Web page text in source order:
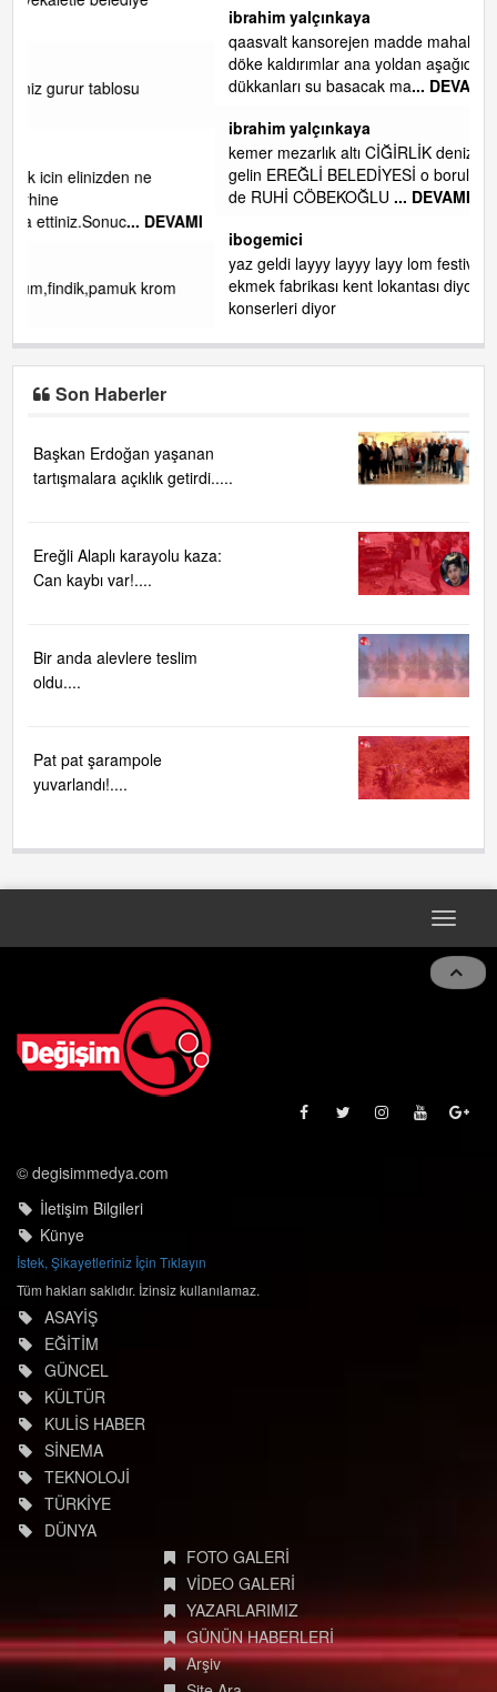
qaasvalt kansorejen madde mahalle aralarında asvalt döke
döke kaldırımlar ana yoldan aşağıda kaldı bi yağmurda
dükkanları su basacak ma... DEVAMI
kemer mezarlık altı CİĞİRLİK deniz kenarına giden yola
gelin EREĞLİ BELEDİYESİ o boruları zamanında tüm ereğli
de RUHİ CÖBEKOĞLU
... DEVAMI
yaz geldi layyy layyy layy lom festivalleri başladı biz halk
ekmek fabrikası kent lokantası diyoruz ağacum yaz
Son Haberler
Başkan Erdoğan yaşanan
tartışmalara açıklık getirdi.....
Ereğli Alaplı karayolu kaza:
Can kaybı var!....
Bir anda alevlere teslim
oldu....
Pat pat şarampole
yuvarlandı!....
Toggle
© degisimmedya.com
İletişim Bilgileri
Künye
İstek, Şikayetleriniz İçin Tıklayın
Tüm hakları saklıdır. İzinsiz kullanılamaz.
ASAYİŞ
EĞİTİM
GÜNCEL
KÜLTÜR
KULİS HABER
SİNEMA
TEKNOLOJİ
TÜRKİYE
DÜNYA
FOTO GALERİ
VİDEO GALERİ
YAZARLARIMIZ
GÜNÜN HABERLERİ
Arşiv